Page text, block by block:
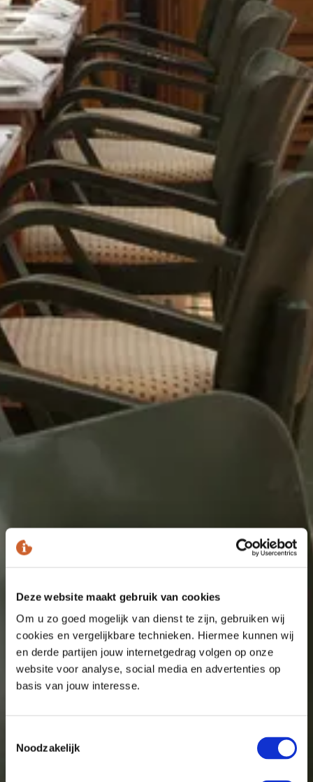
Deze website maakt gebruik van cookies
Om u zo goed mogelijk van dienst te zijn, gebruiken wij
cookies en vergelijkbare technieken. Hiermee kunnen wij
en derde partijen jouw internetgedrag volgen op onze
website voor analyse, social media en advertenties op
basis van jouw interesse.
Noodzakelijk